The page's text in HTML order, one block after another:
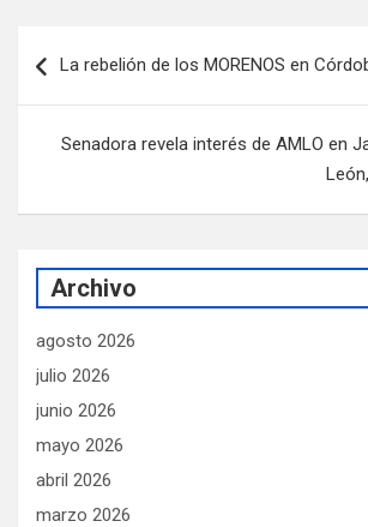
de
La rebelión de los MORENOS en
Senadora revela interés de AMLO en
Archivo
agosto 2026
julio 2026
junio 2026
mayo 2026
abril 2026
marzo 2026